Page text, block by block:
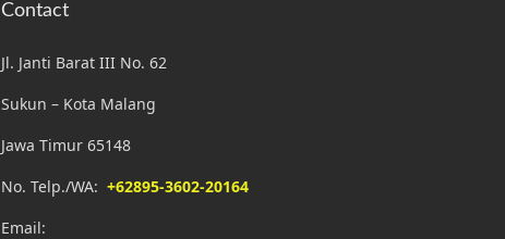
Contact
Jl. Janti Barat III No. 62
Sukun – Kota Malang
Jawa Timur 65148
No. Telp./WA: +62895-3602-20164
Email: